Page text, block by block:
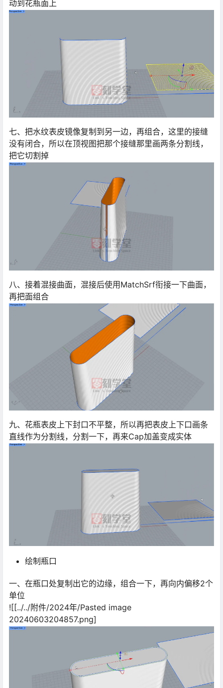
动到花瓶面上
七、把水纹表皮镜像复制到另一边，再组合，这里的接缝
没有闭合，所以在顶视图把那个接缝那里画两条分割线，
把它切割掉
八、接着混接曲面，混接后使用MatchSrf衔接一下曲面，
再把面组合
九、花瓶表皮上下封口不平整，所以再把表皮上下口画条
直线作为分割线，分割一下，再来Cap加盖变成实体
绘制瓶口
一、在瓶口处复制出它的边缘，组合一下，再向内偏移2个
单位
![[../../附件/2024年/Pasted image
20240603204857.png]